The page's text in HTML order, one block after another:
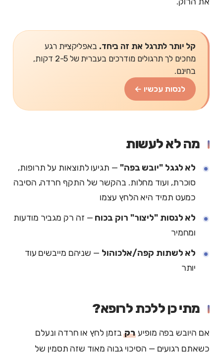
קל יותר לתרגל את זה ביחד. באפליקציית רגע
מחכים לך תרגולים מודרכים בעברית של 2-5 דקות,
בחינם.
לנסות עכשיו ←
מה לא לעשות
לא לגגל "יובש בפה" — תגיעו לתוצאות על תרופות,
סוכרת, ועוד מחלות. בהקשר של התקף חרדה, הסיבה
כמעט תמיד היא הלחץ עצמו
לא לנסות "ליצור" רוק בכוח — זה רק מגביר מודעות
ומחמיר
לא לשתות קפה/אלכוהול — שניהם מייבשים עוד
יותר
מתי כן ללכת לרופא?
אם היובש בפה מופיע רקבזמן לחץ או חרדה ונעלם
כשאתם רגועים — הסיכוי גבוה מאוד שזה תסמין של